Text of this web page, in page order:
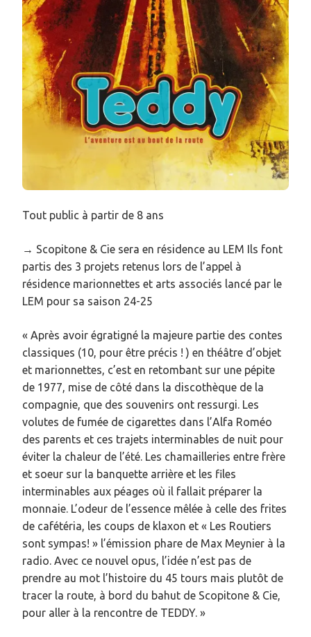
Tout public à partir de 8 ans
→ Scopitone & Cie sera en résidence au LEM Ils font
partis des 3 projets retenus lors de l’appel à
résidence marionnettes et arts associés lancé par le
LEM pour sa saison 24-25
« Après avoir égratigné la majeure partie des contes
classiques (10, pour être précis ! ) en théâtre d’objet
et marionnettes, c’est en retombant sur une pépite
de 1977, mise de côté dans la discothèque de la
compagnie, que des souvenirs ont ressurgi. Les
volutes de fumée de cigarettes dans l’Alfa Roméo
des parents et ces trajets interminables de nuit pour
éviter la chaleur de l’été. Les chamailleries entre frère
et soeur sur la banquette arrière et les files
interminables aux péages où il fallait préparer la
monnaie. L’odeur de l’essence mêlée à celle des frites
de cafétéria, les coups de klaxon et « Les Routiers
sont sympas! » l’émission phare de Max Meynier à la
radio. Avec ce nouvel opus, l’idée n’est pas de
prendre au mot l’histoire du 45 tours mais plutôt de
tracer la route, à bord du bahut de Scopitone & Cie,
pour aller à la rencontre de TEDDY. »